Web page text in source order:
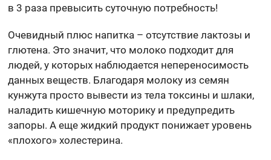
в 3 раза превысить суточную потребность!
Очевидный плюс напитка – отсутствие лактозы и
глютена. Это значит, что молоко подходит для
людей, у которых наблюдается непереносимость
данных веществ. Благодаря молоку из семян
кунжута просто вывести из тела токсины и шлаки,
наладить кишечную моторику и предупредить
запоры. А еще жидкий продукт понижает уровень
«плохого» холестерина.